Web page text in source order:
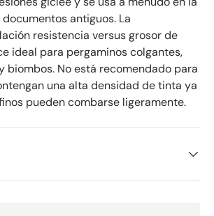
antiguos. La
resistencia versus grosor de
ideal para pergaminos colgantes,
biombos. No está recomendado para
una alta densidad de tinta ya
pueden combarse ligeramente.